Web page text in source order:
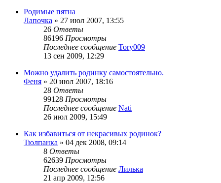
Родимые пятна
Лапочка » 27 июл 2007, 13:55
26 Ответы
86196 Просмотры
Последнее сообщение Tory009
13 сен 2009, 12:29
Можно удалить родинку самостоятельно.
Феня » 20 июл 2007, 18:16
28 Ответы
99128 Просмотры
Последнее сообщение Nati
26 июл 2009, 15:49
Как избавиться от некрасивых родинок?
Тюлпанка » 04 дек 2008, 09:14
8 Ответы
62639 Просмотры
Последнее сообщение Лилька
21 апр 2009, 12:56